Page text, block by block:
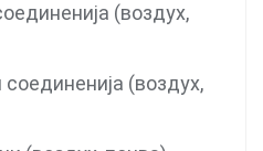
(воздух,
(воздух,